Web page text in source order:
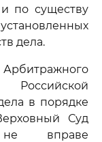
по существу
дела.
Российской
в порядке
Суд
не вправе